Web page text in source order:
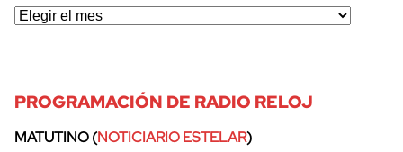
PROGRAMACIÓN DE RADIO RELOJ
MATUTINO (NOTICIARIO ESTELAR)